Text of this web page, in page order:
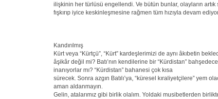
ilişkinin her türlüsü engellendi. Ve bütün bunlar, olayların artık
fışkırıp iyice keskinleşmesine rağmen tüm hızıyla devam
Kandırılmış
Kürt veya “Kürtçü”, “Kürt” kardeşlerimizi de aynı âkıbetin
âşikâr değil mi? Batı’nın kendilerine bir “Kürdistan”
inanıyorlar mı? “Kürdistan” bahanesi çok kısa
sürecek. Sonra azgın Batılı’ya, “küresel kıraliyetçilere” yem
aman aldanmayın.
Gelin, atalarımız gibi birlik olalım. Yoldaki musibetlerden